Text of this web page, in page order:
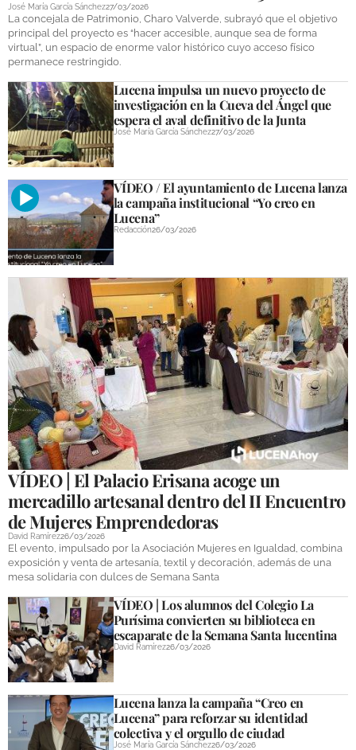
José María García Sánchez27/03/2026
La concejala de Patrimonio, Charo Valverde, subrayó que el objetivo
principal del proyecto es “hacer accesible, aunque sea de forma
virtual”, un espacio de enorme valor histórico cuyo acceso físico
permanece restringido.
Lucena impulsa un nuevo proyecto de
investigación en la Cueva del Ángel que
espera el aval definitivo de la Junta
José María García Sánchez27/03/2026
VÍDEO / El ayuntamiento de Lucena lanza
la campaña institucional “Yo creo en
Lucena”
Redacción26/03/2026
VÍDEO | El Palacio Erisana acoge un
mercadillo artesanal dentro del II Encuentro
de Mujeres Emprendedoras
David Ramírez26/03/2026
El evento, impulsado por la Asociación Mujeres en Igualdad, combina
exposición y venta de artesanía, textil y decoración, además de una
mesa solidaria con dulces de Semana Santa
VÍDEO | Los alumnos del Colegio La
Purísima convierten su biblioteca en
escaparate de la Semana Santa lucentina
David Ramírez26/03/2026
Lucena lanza la campaña “Creo en
Lucena” para reforzar su identidad
colectiva y el orgullo de ciudad
José María García Sánchez26/03/2026